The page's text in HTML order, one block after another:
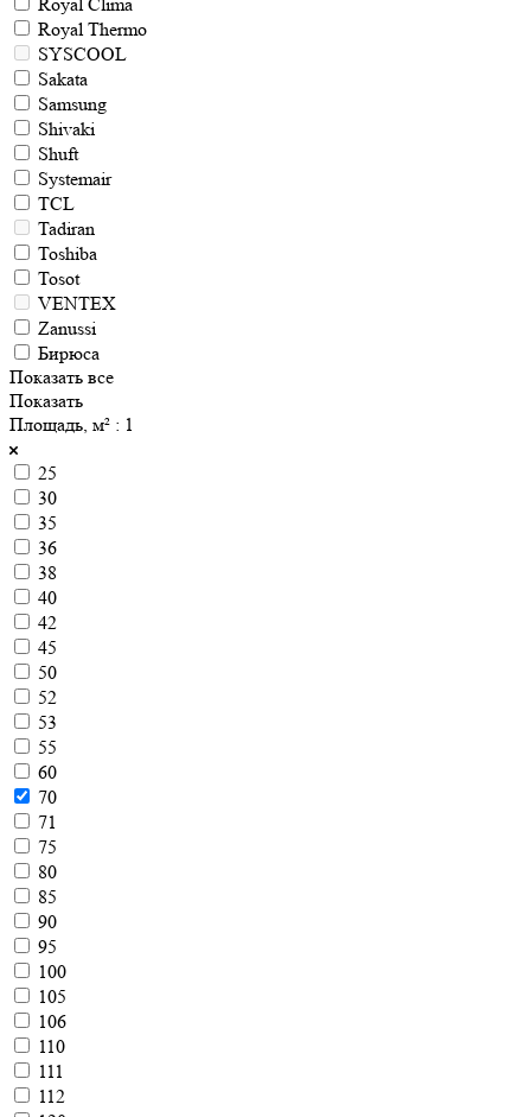
Royal Thermo
SYSCOOL
Sakata
Samsung
Shivaki
Shuft
Systemair
TCL
Tadiran
Toshiba
Tosot
VENTEX
Zanussi
Бирюса
Показать все
Показать
Площадь, м² : 1
25
30
35
36
38
40
42
45
50
52
53
55
60
70
71
75
80
85
90
95
100
105
106
110
111
112